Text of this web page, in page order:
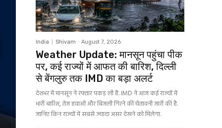
India Shivam - August 7, 2026
Weather Update: मानसून पहुंचा पीक
पर, कई राज्यों में आफत की बारिश, दिल्ली
से बेंगलुरु तक IMD का बड़ा अलर्ट
देशभर में मानसून ने रफ्तार पकड़ ली है. IMD ने आज कई राज्यों में
भारी बारिश, तेज हवाओं और बिजली गिरने की चेतावनी जारी की है.
जानिए किन राज्यों में सबसे ज्यादा असर देखने को मिलेगा.